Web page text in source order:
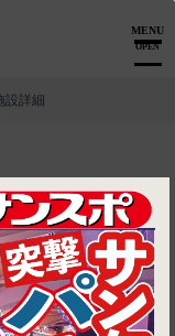
MENU
OPEN
設詳細